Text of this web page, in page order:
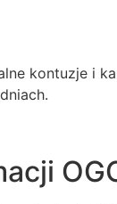
kontuzje i